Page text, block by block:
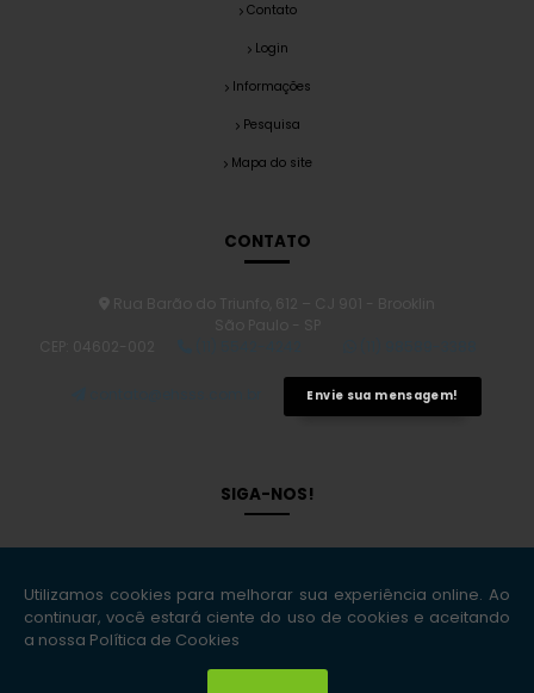
Contato
Login
Informações
Pesquisa
Mapa do site
CONTATO
Envie sua mensagem!
SIGA-NOS!
Copyright © EHS Soluções Inteligentes. (Lei 9610 de 19/02/1998)